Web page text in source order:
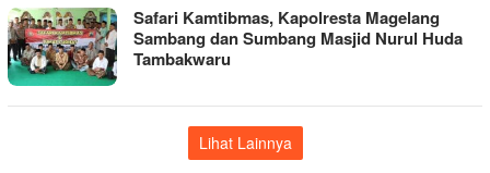
Safari Kamtibmas, Kapolresta Magelang
Sambang dan Sumbang Masjid Nurul Huda
Tambakwaru
Lihat Lainnya